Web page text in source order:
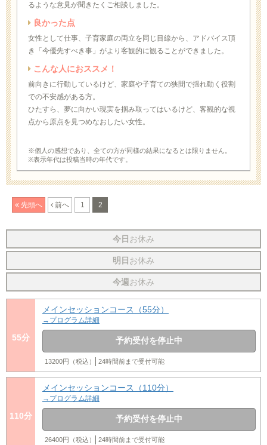
るような意見が聞きたくご相談しました。
良かった点
女性として仕事、子育家庭の両立を同じ目線から、アドバイス頂
き「今優先すべき事」がより客観的に観ることができました。
こんな人におススメ！
前向きに行動しているけど、家庭や子育ての狭間で揺れ動く役割
での不安感がある方。
ひたすら、夢に向かい現実を掴み取ってはいるけど、客観的な視
点から原点を見つめなおしたい女性。
※個人の感想であり、全ての方が同様の結果になるとは限りません。
※表示年代は投稿当時の年代です。
先頭へ 前へ 1 2
今日 お休み
明日 お休み
今週 お休み
55分
メインセッションコース（55分）
→プログラム詳細
予約受付を停止中
13200円（税込） 24時間前まで受付可能
110分
メインセッションコース（110分）
→プログラム詳細
予約受付を停止中
26400円（税込） 24時間前まで受付可能